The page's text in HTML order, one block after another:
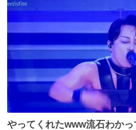
やってくれたwww流石わか